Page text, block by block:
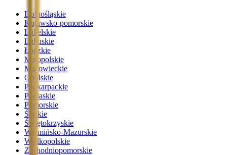
Dolnośląskie
Kujawsko-pomorskie
Lubelskie
Lubuskie
Łódzkie
Małopolskie
Mazowieckie
Opolskie
Podkarpackie
Podlaskie
Pomorskie
Śląskie
Świętokrzyskie
Warmińsko-Mazurskie
Wielkopolskie
Zachodniopomorskie